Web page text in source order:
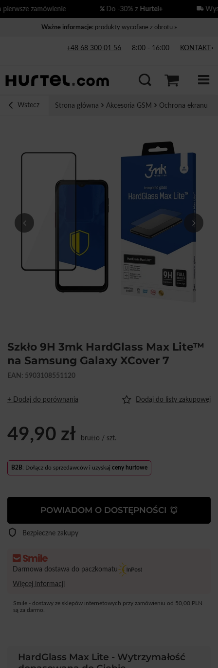
zamówienie Do -30% zHurtel+
Ważne informacje: produkty wycofane z obrotu »
+48 68 300 01 56 8:00 - 16:00 KONTAKT
Wstecz Strona główna Akcesoria GSM Ochrona ekranu
Szkło 9H 3mk HardGlass Max Lite™
na Samsung Galaxy XCover 7
EAN: 5903108551120
+ Dodaj do porównania Dodaj do listy zakupowej
49,90 zł brutto / szt.
B2B: Dołącz do sprzedawców i uzyskaj ceny hurtowe
POWIADOM O DOSTĘPNOŚCI
Bezpieczne zakupy
Darmowa dostawa do paczkomatu
Więcej informacji
Smile - dostawy ze sklepów internetowych przy zamówieniu od 50,00 PLN
są za darmo.
HardGlass Max Lite - Wytrzymałość